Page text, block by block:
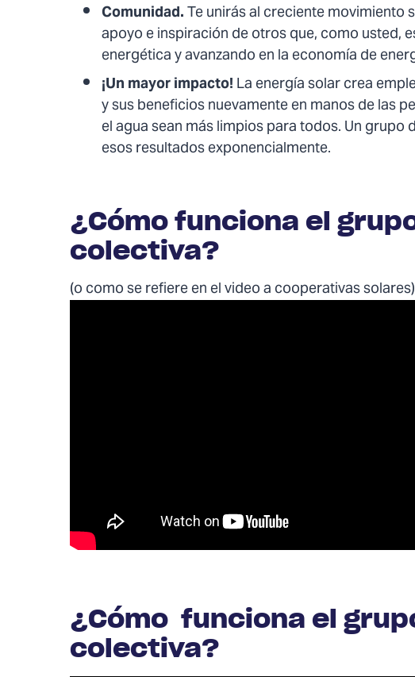
Comunidad.Te unirás al creciente movimiento
apoyo e inspiración de otros que, como usted,
energética y avanzando en la economía de
¡Un mayor impacto!La energía solar crea
y sus beneficios nuevamente en manos de las
el agua sean más limpios para todos. Un
esos resultados exponencialmente.
¿Cómo funciona el
colectiva?
(o como se refiere en el video a cooperativas solares)
¿Cómo funciona el
colectiva?